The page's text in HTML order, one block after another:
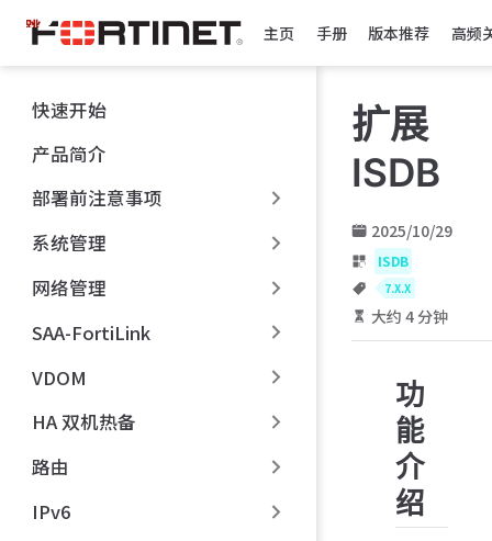
跳
至
主
內
容
主页 手册 版本推荐 高频
快速开始
产品简介
部署前注意事项
系统管理
网络管理
SAA-FortiLink
VDOM
HA 双机热备
路由
IPv6
扩展
ISDB
2025/10/29
ISDB
7.X.X
大约 4 分钟
功
能
介
绍